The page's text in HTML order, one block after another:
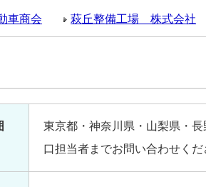
車商会 萩丘整備工場 株式会社
東京都・神奈川県・山梨県・
口担当者までお問い合わせく